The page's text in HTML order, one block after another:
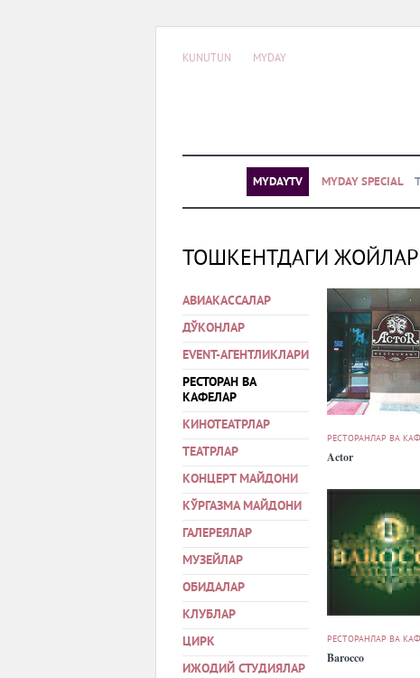
KUNUTUN MYDAY
MYDAYTV MYDAY SPECIAL
ТОШКЕНТДАГИ ЖОЙЛАР
АВИАКАССАЛАР
ДЎКОНЛАР
EVENT-АГЕНТЛИКЛАРИ
РЕСТОРАН ВА
КАФЕЛАР
КИНОТЕАТРЛАР
ТЕАТРЛАР
КОНЦЕРТ МАЙДОНИ
КЎРГАЗМА МАЙДОНИ
ГАЛЕРЕЯЛАР
МУЗЕЙЛАР
ОБИДАЛАР
КЛУБЛАР
ЦИРК
ИЖОДИЙ СТУДИЯЛАР
РЕСТОРАНЛАР ВА
Actor
РЕСТОРАНЛАР ВА
Barocco